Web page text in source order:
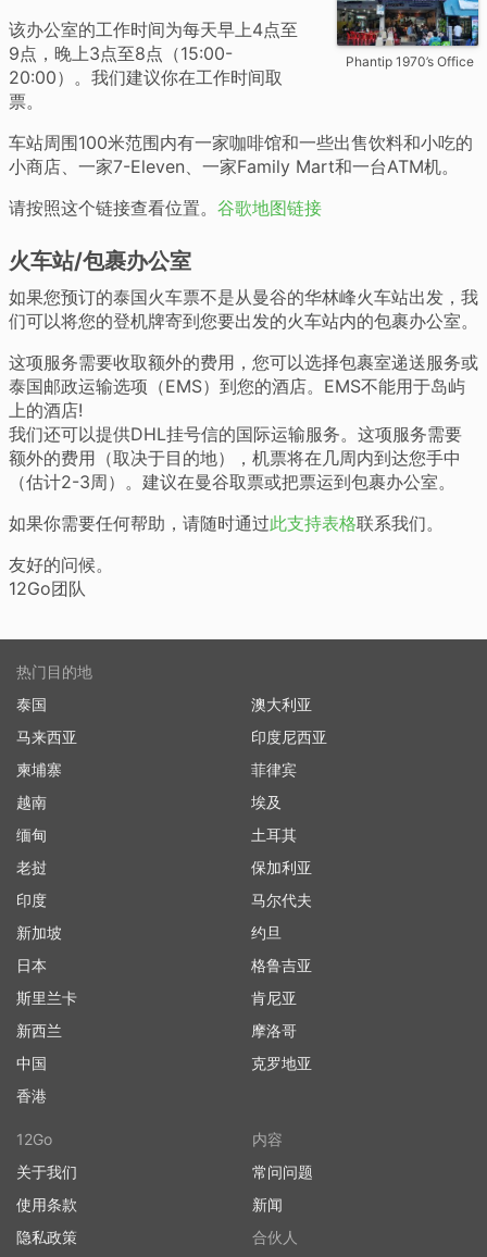
Phantip 1970’s Office
该办公室的工作时间为每天早上4点至
9点，晚上3点至8点（15:00-
20:00）。我们建议你在工作时间取
票。
车站周围100米范围内有一家咖啡馆和一些出售饮料和小吃的
小商店、一家7-Eleven、一家Family Mart和一台ATM机。
请按照这个链接查看位置。 谷歌地图链接
火车站/包裹办公室
如果您预订的泰国火车票不是从曼谷的华林峰火车站出发，我
们可以将您的登机牌寄到您要出发的火车站内的包裹办公室。
这项服务需要收取额外的费用，您可以选择包裹室递送服务或
泰国邮政运输选项（EMS）到您的酒店。EMS不能用于岛屿
上的酒店!
我们还可以提供DHL挂号信的国际运输服务。这项服务需要
额外的费用（取决于目的地），机票将在几周内到达您手中
（估计2-3周）。建议在曼谷取票或把票运到包裹办公室。
如果你需要任何帮助，请随时通过此支持表格联系我们。
友好的问候。
12Go团队
12Go
关于我们
使用条款
隐私政策
内容
常问问题
新闻
合伙人
热门目的地
泰国
马来西亚
柬埔寨
越南
缅甸
老挝
印度
新加坡
日本
斯里兰卡
新西兰
中国
香港
澳大利亚
印度尼西亚
菲律宾
埃及
土耳其
保加利亚
马尔代夫
约旦
格鲁吉亚
肯尼亚
摩洛哥
克罗地亚